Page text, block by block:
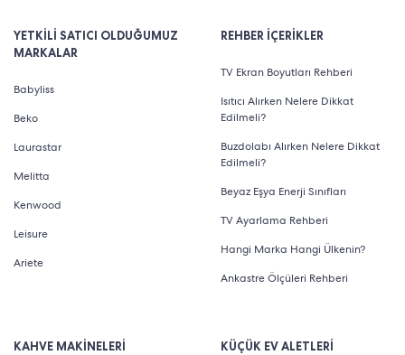
YETKİLİ SATICI OLDUĞUMUZ
MARKALAR
Babyliss
Beko
Laurastar
Melitta
Kenwood
Leisure
Ariete
REHBER İÇERİKLER
TV Ekran Boyutları Rehberi
Isıtıcı Alırken Nelere Dikkat
Edilmeli?
Buzdolabı Alırken Nelere Dikkat
Edilmeli?
Beyaz Eşya Enerji Sınıfları
TV Ayarlama Rehberi
Hangi Marka Hangi Ülkenin?
Ankastre Ölçüleri Rehberi
KAHVE MAKİNELERİ KÜÇÜK EV ALETLERİ